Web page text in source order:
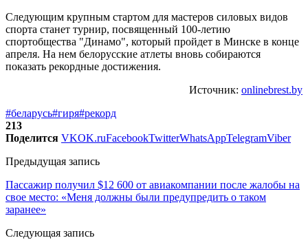
Следующим крупным стартом для мастеров силовых видов
спорта станет турнир, посвященный 100-летию
спортобщества "Динамо", который пройдет в Минске в конце
апреля. На нем белорусские атлеты вновь собираются
показать рекордные достижения.
Источник: onlinebrest.by
#беларусь#гиря#рекорд
213
Поделится VKOK.ruFacebookTwitterWhatsAppTelegramViber
Предыдущая запись
Пассажир получил $12 600 от авиакомпании после жалобы на
свое место: «Меня должны были предупредить о таком
заранее»
Следующая запись